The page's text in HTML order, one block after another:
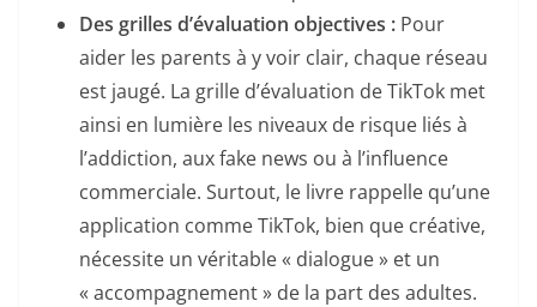
Des grilles d’évaluation objectives : Pour
aider les parents à y voir clair, chaque réseau
est jaugé. La grille d’évaluation de TikTok met
ainsi en lumière les niveaux de risque liés à
l’addiction, aux fake news ou à l’influence
commerciale. Surtout, le livre rappelle qu’une
application comme TikTok, bien que créative,
nécessite un véritable « dialogue » et un
« accompagnement » de la part des adultes.